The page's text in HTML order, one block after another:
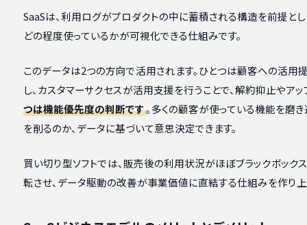
SaaSは、利用ログがプロダクトの中に蓄積される構造を前提とし
どの程度使っているかが可視化できる仕組みです。
このデータは2つの方向で活用されます。ひとつは顧客への活用
し、カスタマーサクセスが活用支援を行うことで、解約抑止やア
つは機能優先度の判断です。多くの顧客が使っている機能を磨
を削るのか、データに基づいて意思決定できます。
買い切り型ソフトでは、販売後の利用状況がほぼブラックボック
転させ、データ駆動の改善が事業価値に直結する仕組みを作り上